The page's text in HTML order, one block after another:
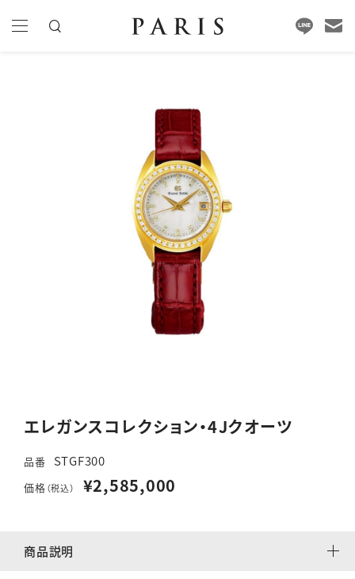
エレガンスコレクション・4Jクオーツ
品番 STGF300
価格（税込） ¥2,585,000
商品説明